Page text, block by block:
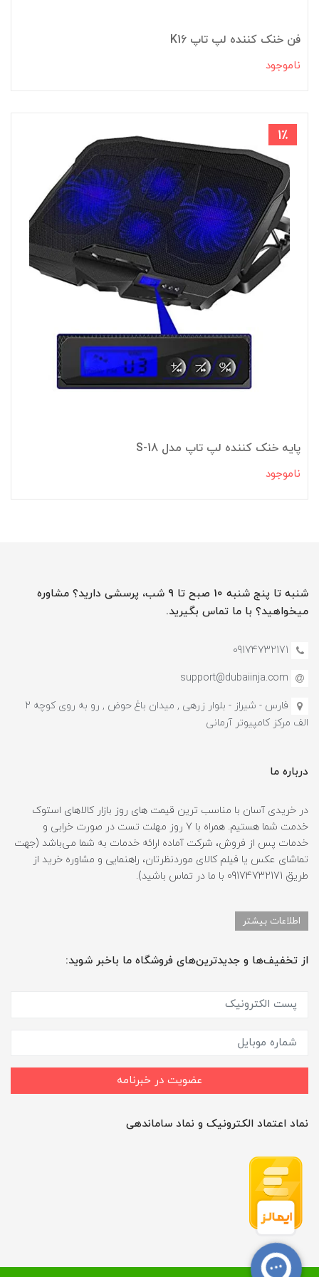
فن خنک کننده لپ تاپ K16
ناموجود
1٪
پایه خنک کننده لپ تاپ مدل S-18
ناموجود
شنبه تا پنج شنبه 10 صبح تا 9 شب، پرسشی دارید؟ مشاوره
میخواهید؟ با ما تماس بگیرید.
09174732171
support@dubaiinja.com
فارس - شیراز - بلوار زرهی , میدان باغ حوض , رو به روی کوچه 2
الف مرکز کامپیوتر آرمانی
درباره ما
در خریدی آسان با مناسب ترین قیمت های روز بازار کالاهای استوک
خدمت شما هستیم. همراه با 7 روز مهلت تست در صورت خرابی و
خدمات پس از فروش، شرکت آماده ارائه خدمات به شما می‌باشد (جهت
تماشای عکس یا فیلم کالای موردنظرتان، راهنمایی و مشاوره خرید از
طریق 09174732171 با ما در تماس باشید).
اطلاعات بیشتر
از تخفیف‌ها و جدیدترین‌های فروشگاه ما باخبر شوید:
عضویت در خبرنامه
نماد اعتماد الکترونیک و نماد ساماندهی